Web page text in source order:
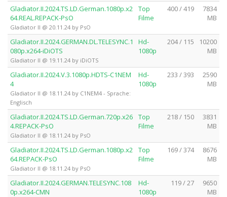
Gladiator.II.2024.TS.LD.German.1080p.x2
64.REAL.REPACK-PsO
Gladiator II @ 20.11.24 by PsO
Top
Filme
400 / 419
7834
MB
Gladiator.II.2024.GERMAN.DL.TELESYNC.1
080p.x264-iDiOTS
Gladiator II @ 19.11.24 by iDiOTS
Hd-
1080p
204 / 115
10200
MB
Gladiator.II.2024.V.3.1080p.HDTS-C1NEM
4
Gladiator II @ 18.11.24 by C1NEM4 - Sprache:
Englisch
Hd-
1080p
233 / 393
2590
MB
Gladiator.II.2024.TS.LD.German.720p.x26
4.REPACK-PsO
Gladiator II @ 18.11.24 by PsO
Top
Filme
218 / 150
3831
MB
Gladiator.II.2024.TS.LD.German.1080p.x2
64.REPACK-PsO
Gladiator II @ 18.11.24 by PsO
Top
Filme
169 / 374
8676
MB
Gladiator.II.2024.GERMAN.TELESYNC.108
0p.x264-CMN
Hd-
1080p
119 / 27
9650
MB